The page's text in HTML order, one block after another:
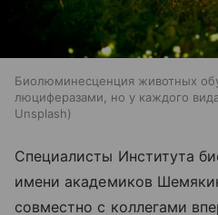
Биолюминесценция животных
люциферазами, но у каждого
Unsplash
Специалисты Института
имени академиков
совместно с коллегами